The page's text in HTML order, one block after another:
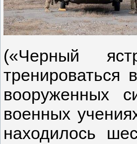
(«Черный
вооруженных
военных
находилось